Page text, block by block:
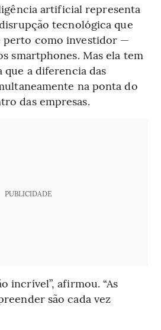
artificial representa
tecnológica que
perto como investidor —
smartphones. Mas ela tem
a diferencia das
na ponta do
das empresas.
PUBLICIDADE
incrível”, afirmou. “As
são cada vez